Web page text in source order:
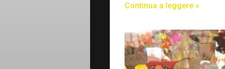
Continua a leggere »